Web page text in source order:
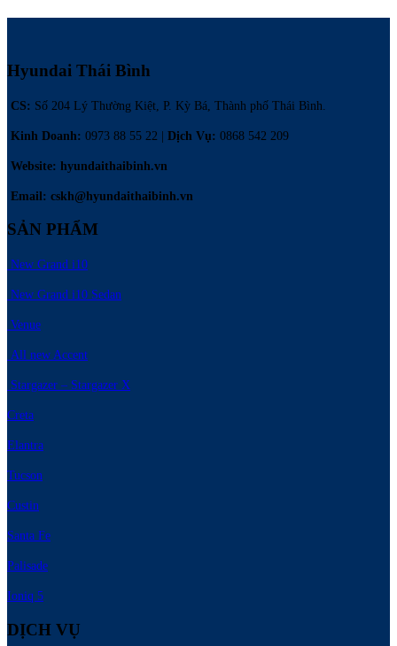
Hyundai Thái Bình
CS: Số 204 Lý Thường Kiệt, P. Kỳ Bá, Thành phố Thái Bình.
Kinh Doanh: 0973 88 55 22 | Dịch Vụ: 0868 542 209
Website: hyundaithaibinh.vn
Email: cskh@hyundaithaibinh.vn
SẢN PHẨM
New Grand i10
New Grand i10 Sedan
Venue
All new Accent
Stargazer – Stargazer X
Creta
Elantra
Tucson
Custin
Santa Fe
Palisade
Ioniq 5
DỊCH VỤ